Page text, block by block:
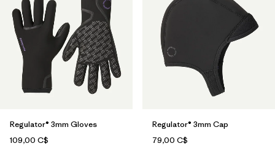
Regulator® 3mm Gloves
109,00 C$
Regulator® 3mm Cap
79,00 C$